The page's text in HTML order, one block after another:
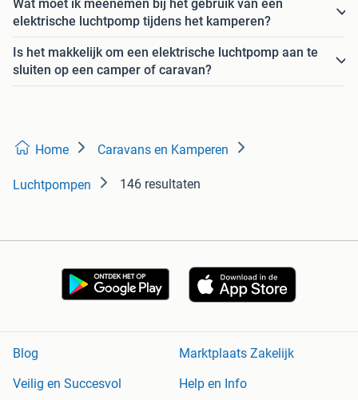
Wat moet ik meenemen bij het gebruik van een
elektrische luchtpomp tijdens het kamperen?
Is het makkelijk om een elektrische luchtpomp aan te
sluiten op een camper of caravan?
Home Caravans en Kamperen
Luchtpompen 146 resultaten
Blog
Marktplaats Zakelijk
Veilig en Succesvol
Help en Info